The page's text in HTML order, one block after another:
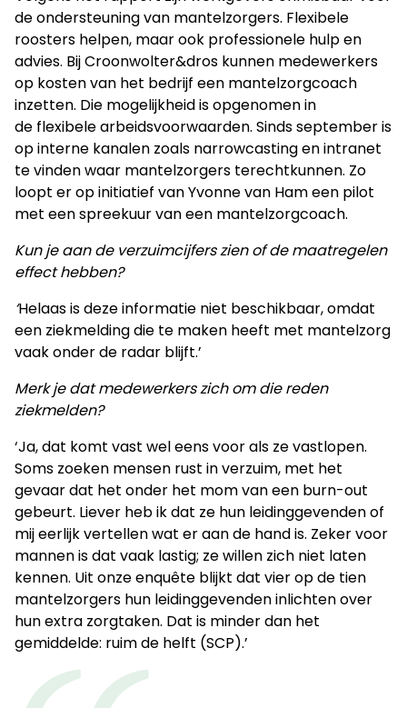
de ondersteuning van mantelzorgers. Flexibele
roosters helpen, maar ook professionele hulp en
advies. Bij Croonwolter&dros kunnen medewerkers
op kosten van het bedrijf een mantelzorgcoach
inzetten. Die mogelijkheid is opgenomen in
de flexibele arbeidsvoorwaarden. Sinds september is
op interne kanalen zoals narrowcasting en intranet
te vinden waar mantelzorgers terechtkunnen. Zo
loopt er op initiatief van Yvonne van Ham een pilot
met een spreekuur van een mantelzorgcoach.
Kun je aan de verzuimcijfers zien of de maatregelen
effect hebben?
‘Helaas is deze informatie niet beschikbaar, omdat
een ziekmelding die te maken heeft met mantelzorg
vaak onder de radar blijft.’
Merk je dat medewerkers zich om die reden
ziekmelden?
‘Ja, dat komt vast wel eens voor als ze vastlopen.
Soms zoeken mensen rust in verzuim, met het
gevaar dat het onder het mom van een burn-out
gebeurt. Liever heb ik dat ze hun leidinggevenden of
mij eerlijk vertellen wat er aan de hand is. Zeker voor
mannen is dat vaak lastig; ze willen zich niet laten
kennen. Uit onze enquête blijkt dat vier op de tien
mantelzorgers hun leidinggevenden inlichten over
hun extra zorgtaken. Dat is minder dan het
gemiddelde: ruim de helft (SCP).’